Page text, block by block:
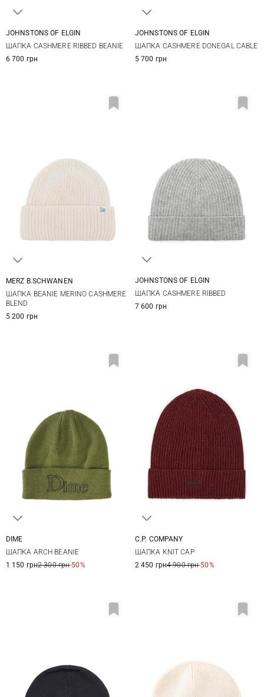
JOHNSTONS OF ELGIN
ШАПКА CASHMERE RIBBED BEANIE
6 700 грн
JOHNSTONS OF ELGIN
ШАПКА CASHMERE DONEGAL CABLE
5 700 грн
MERZ B.SCHWANEN
ШАПКА BEANIE MERINO CASHMERE
BLEND
5 200 грн
JOHNSTONS OF ELGIN
ШАПКА CASHMERE RIBBED
7 600 грн
DIME
ШАПКА ARCH BEANIE
1 150 грн2 300 грн-50%
C.P. COMPANY
ШАПКА KNIT CAP
2 450 грн4 900 грн-50%